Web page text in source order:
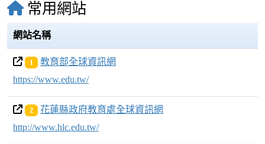
常用網站
網站名稱
1
教育部全球資訊網
https://www.edu.tw/
2
花蓮縣政府教育處全球資訊網
http://www.hlc.edu.tw/